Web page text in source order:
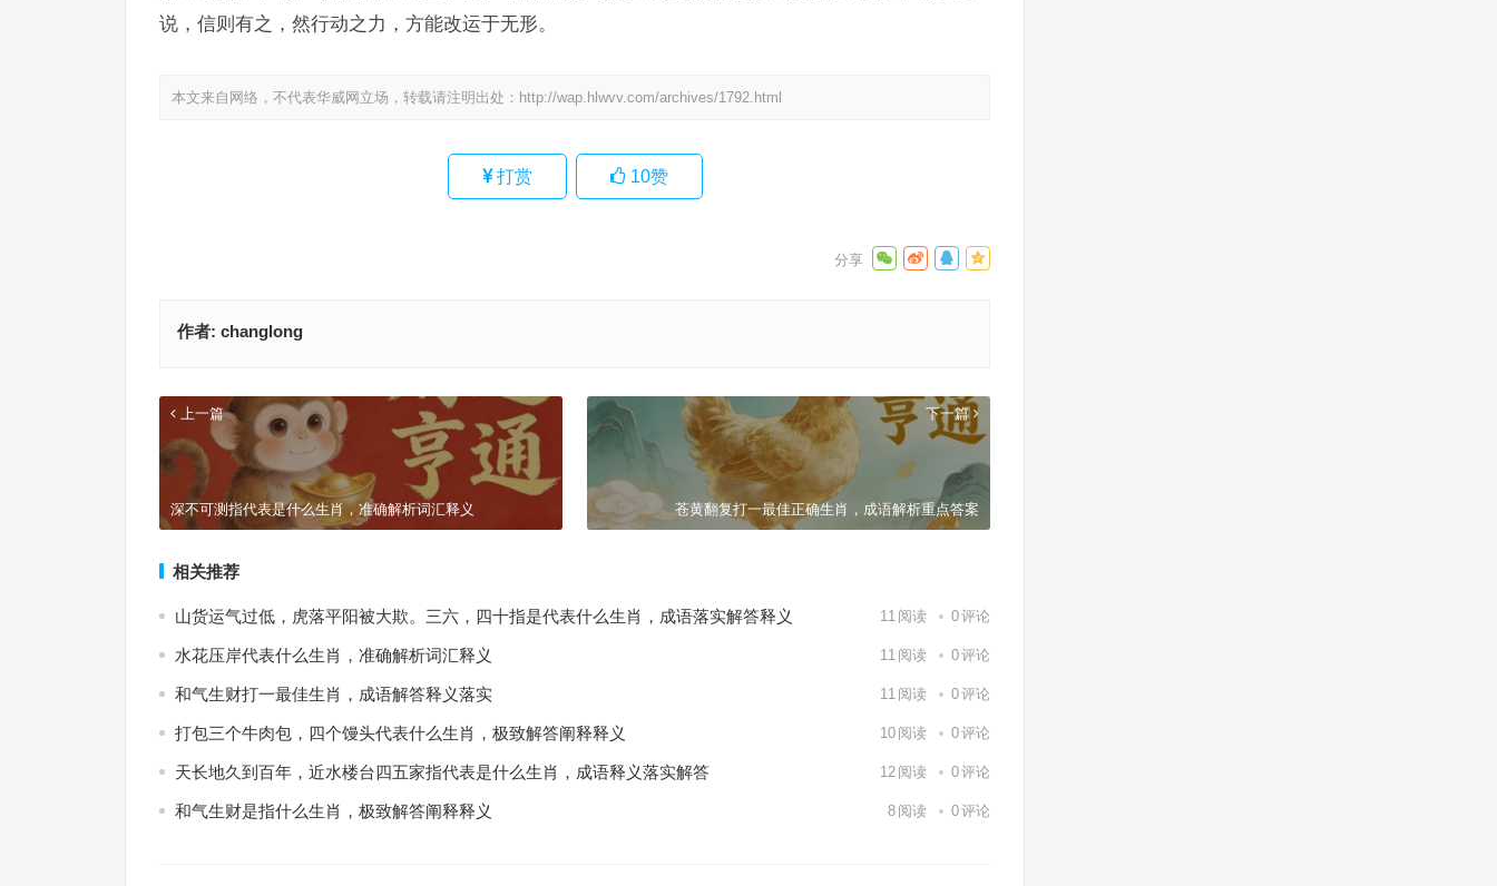
说，信则有之，然行动之力，方能改运于无形。
本文来自网络，不代表华威网立场，转载请注明出处： http://wap.hlwvv.com/archives/1792.html
打赏 10赞
作者: changlong
上一篇
深不可测指代表是什么生肖，准确解析词汇释义
下一篇
苍黄翻复打一最佳正确生肖，成语解析重点答案
相关推荐
山货运气过低，虎落平阳被大欺。三六，四十指是代表什么生肖，成语落实解答释义 11 阅读 0评论
水花压岸代表什么生肖，准确解析词汇释义 11 阅读 0评论
和气生财打一最佳生肖，成语解答释义落实 11 阅读 0评论
打包三个牛肉包，四个馒头代表什么生肖，极致解答阐释释义 10 阅读 0评论
天长地久到百年，近水楼台四五家指代表是什么生肖，成语释义落实解答 12 阅读 0评论
和气生财是指什么生肖，极致解答阐释释义 8 阅读 0评论